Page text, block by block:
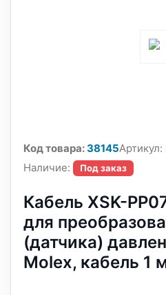
Код товара:38145Артикул:
Наличие:
Под заказ
Кабель XSK-
для
(датчика)
Molex, кабель 1